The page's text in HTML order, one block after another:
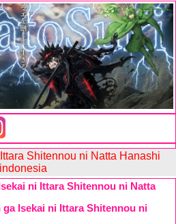
Shitennou ni Natta Hanashi
indonesia
ni Ittara Shitennou ni Natta
Isekai ni Ittara Shitennou ni